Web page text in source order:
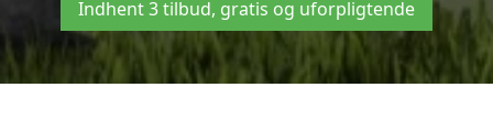
Indhent 3 tilbud, gratis og uforpligtende